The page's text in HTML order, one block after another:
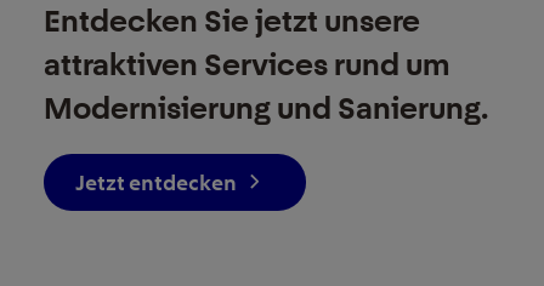
Entdecken Sie jetzt unsere
attraktiven Services rund um
Modernisierung und Sanierung.
Jetzt entdecken